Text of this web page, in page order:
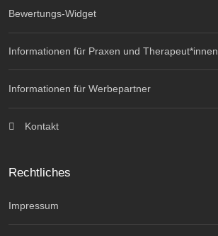
Bewertungs-Widget
Informationen für Praxen und Therapeut*innen
Informationen für Werbepartner
Kontakt
Rechtliches
Impressum